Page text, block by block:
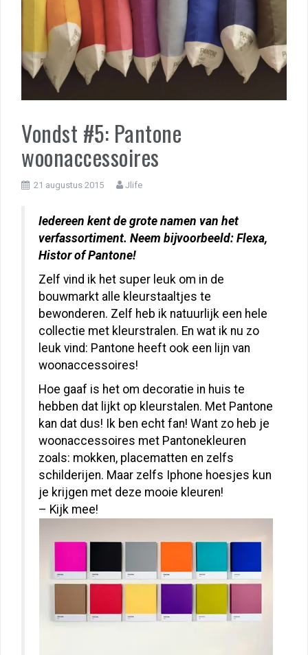
Vondst #5: Pantone
woonaccessoires
21 augustus 2015 Jlife
Iedereen kent de grote namen van het
verfassortiment. Neem bijvoorbeeld: Flexa,
Histor of Pantone!
Zelf vind ik het super leuk om in de
bouwmarkt alle kleurstaaltjes te
bewonderen. Zelf heb ik natuurlijk een hele
collectie met kleurstralen. En wat ik nu zo
leuk vind: Pantone heeft ook een lijn van
woonaccessoires!
Hoe gaaf is het om decoratie in huis te
hebben dat lijkt op kleurstalen. Met Pantone
kan dat dus! Ik ben echt fan! Want zo heb je
woonaccessoires met Pantonekleuren
zoals: mokken, placematten en zelfs
schilderijen. Maar zelfs Iphone hoesjes kun
je krijgen met deze mooie kleuren!
– Kijk mee!